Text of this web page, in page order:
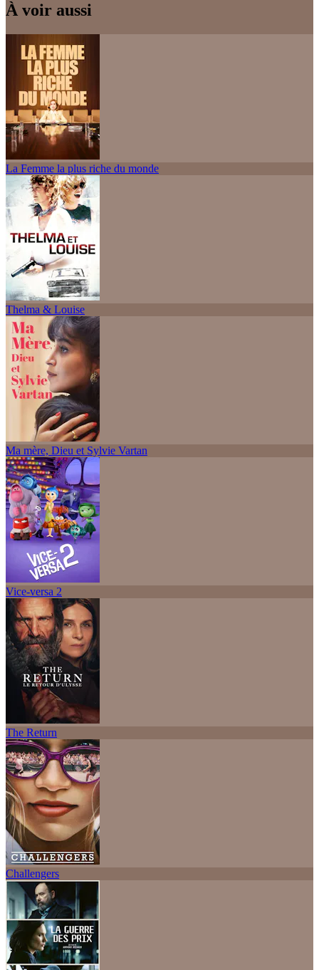
À voir aussi
La Femme la plus riche du monde
Thelma & Louise
Ma mère, Dieu et Sylvie Vartan
Vice-versa 2
The Return
Challengers